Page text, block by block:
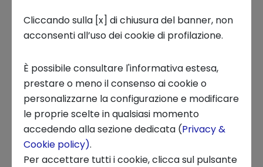
Business Transformation
Ecosystem enabling
Chi siamo
News ed Eventi
opportunità
15 MAGGIO 2024
11:00 - 12:00
AI Lab Eventi
Cliccando sulla [x] di chiusura del banner, non
acconsenti all’uso dei cookie di profilazione.
È possibile consultare l'informativa estesa,
prestare o meno il consenso ai cookie o
personalizzarne la configurazione e modificare
le proprie scelte in qualsiasi momento
accedendo alla sezione dedicata (Privacy &
Cookie policy).
Per accettare tutti i cookie, clicca sul pulsante